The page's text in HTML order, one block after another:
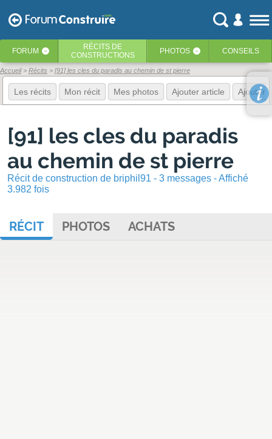
FORUM ‹ RÉCITS DE
CONSTRUCTIONS
PHOTOS ‹ CONSEILS
Accueil Récits [91] les cles du paradis au chemin de st pierre
Les récits Mon récit Mes photos Ajouter article Ajouter
[91] les cles du paradis
au chemin de st pierre
Récit de construction de briphil91 - 3 messages - Affiché
3.982 fois
RÉCIT PHOTOS ACHATS